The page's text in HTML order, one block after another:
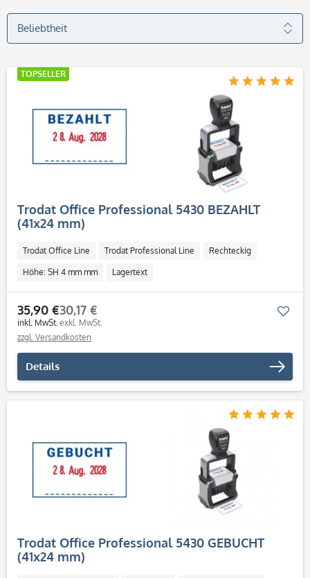
TOPSELLER
Trodat Office Professional 5430 BEZAHLT
(41x24 mm)
Trodat Office Line Trodat Professional Line Rechteckig
Höhe: SH 4 mm mm Lagertext
35,90 €
inkl. MwSt.
30,17 €
exkl. MwSt.
zzgl. Versandkosten
Details
Trodat Office Professional 5430 GEBUCHT
(41x24 mm)